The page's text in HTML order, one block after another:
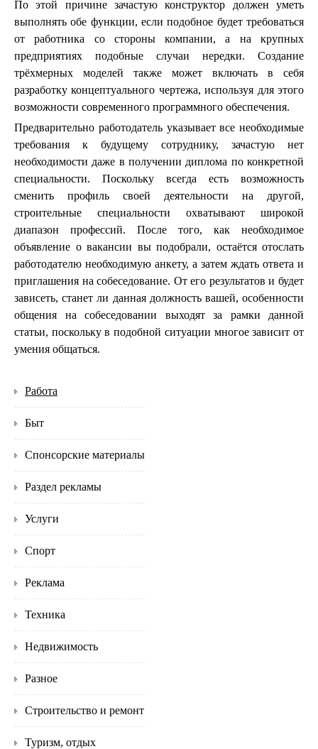
По этой причине зачастую конструктор должен уметь
выполнять обе функции, если подобное будет требоваться
от работника со стороны компании, а на крупных
предприятиях подобные случаи нередки. Создание
трёхмерных моделей также может включать в себя
разработку концептуального чертежа, используя для этого
возможности современного программного обеспечения.
Предварительно работодатель указывает все необходимые
требования к будущему сотруднику, зачастую нет
необходимости даже в получении диплома по конкретной
специальности. Поскольку всегда есть возможность
сменить профиль своей деятельности на другой,
строительные специальности охватывают широкой
диапазон профессий. После того, как необходимое
объявление о вакансии вы подобрали, остаётся отослать
работодателю необходимую анкету, а затем ждать ответа и
приглашения на собеседование. От его результатов и будет
зависеть, станет ли данная должность вашей, особенности
общения на собеседовании выходят за рамки данной
статьи, поскольку в подобной ситуации многое зависит от
умения общаться.
Работа
Быт
Спонсорские материалы
Раздел рекламы
Услуги
Спорт
Реклама
Техника
Недвижимость
Разное
Строительство и ремонт
Туризм, отдых